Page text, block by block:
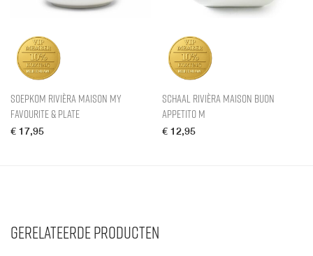
Soepkom Rivièra Maison My
Favourite & Plate
€ 17,95
Schaal Rivièra Maison Buon
Appetito M
€ 12,95
Gerelateerde producten